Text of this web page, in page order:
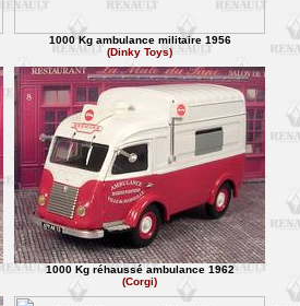
1000 Kg ambulance militaire 1956
(Dinky Toys)
1000 Kg réhaussé ambulance 1962
(Corgi)